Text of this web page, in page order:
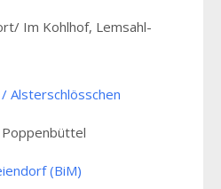
Im Kohlhof, Lemsahl-
Alsterschlösschen
(BiM)